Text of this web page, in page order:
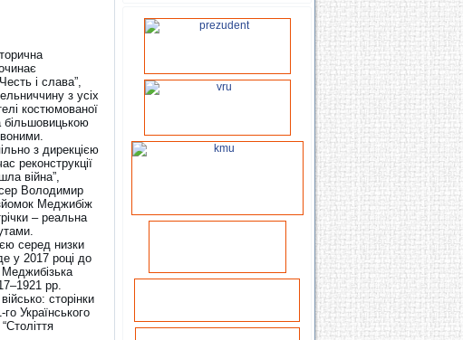
і слава”,
з усіх
костюмованої
більшовицькою
з дирекцією
реконструкції
війна”,
Володимир
Меджибіж
– реальна
серед низки
у 2017 році до
Меджибізька
рр.
сторінки
Українського